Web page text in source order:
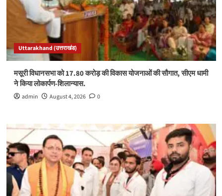
Uttarakhand (उत्तराखंड)
मसूरी विधानसभा को 17.80 करोड़ की विकास योजनाओं की सौगात, सीएम धामी
ने किया लोकार्पण-शिलान्यास.
admin August 4, 2026 0